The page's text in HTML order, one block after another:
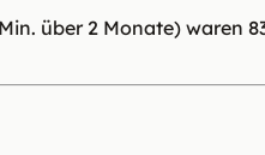
über 2 Monate) waren